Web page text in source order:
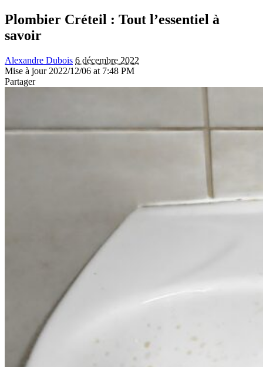
Plombier Créteil : Tout l’essentiel à
savoir
Alexandre Dubois 6 décembre 2022
Mise à jour 2022/12/06 at 7:48 PM
Partager